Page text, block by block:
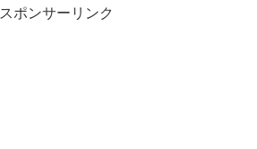
スポンサーリンク